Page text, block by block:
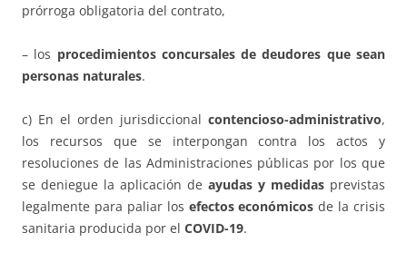
prórroga obligatoria del contrato,
– los procedimientos concursales de deudores que sean
personas naturales.
c) En el orden jurisdiccional contencioso-administrativo,
los recursos que se interpongan contra los actos y
resoluciones de las Administraciones públicas por los que
se deniegue la aplicación de ayudas y medidas previstas
legalmente para paliar los efectos económicos de la crisis
sanitaria producida por el COVID-19.